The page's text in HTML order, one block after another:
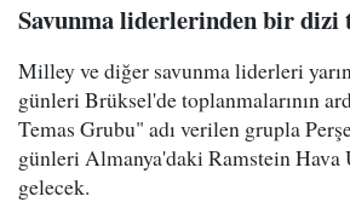
Savunma liderlerinden bir dizi
Milley ve diğer savunma liderleri
günleri Brüksel'de toplanmalarının
Temas Grubu" adı verilen grupla
günleri Almanya'daki Ramstein Hava
gelecek.